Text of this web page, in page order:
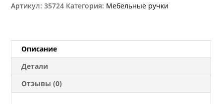
32
3205/96)
аналог
Артикул:35724 Категория: Мебельные ручки
Описание
Детали
Отзывы (0)